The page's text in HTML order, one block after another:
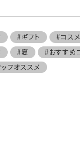
#ギフト #コスメ
#夏 #おすすめ
フオススメ